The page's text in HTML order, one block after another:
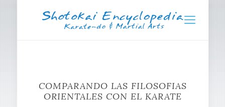
COMPARANDO LAS FILOSOFIAS
ORIENTALES CON EL KARATE